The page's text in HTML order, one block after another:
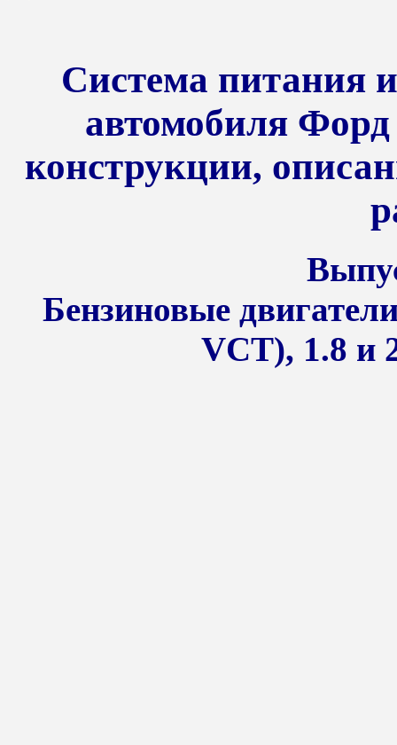
Система питания
автомобиля
конструкции,
Бензиновые
VCT), 1.8 и